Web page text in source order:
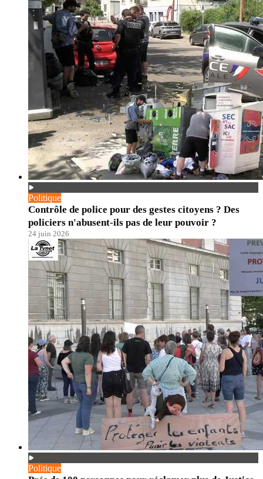
Politique
Contrôle de police pour des gestes citoyens ? Des
policiers n'abusent-ils pas de leur pouvoir ?
24 juin 2026
Politique